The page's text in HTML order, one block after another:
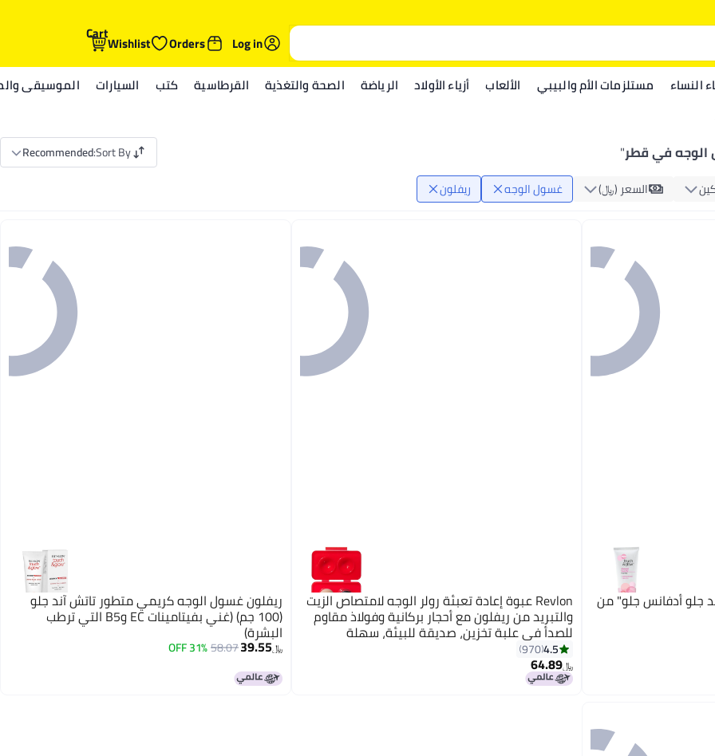
Log in
Orders
Wishlist
Cart
النساء مستلزمات الأم والبيبي الألعاب أزياء الأولاد الرياضة الصحة والتغذية القرطاسية كتب السيارات الموسيقى
الوجه في قطر"
Sort By
:
Recommended
السعر (﷼‏) غسول الوجه ريفلون
جلو أدفانس جلو" من Revlon عبوة إعادة تعبئة رولر الوجه لامتصاص الزيت
والتبريد من ريفلون مع أحجار بركانية وفولاذ مقاوم
للصدأ في علبة تخزين، صديقة للبيئة، سهلة
التنظيف، 1 قطعة
4.5
970
﷼‏64.89
ريفلون غسول الوجه كريمي متطور تاتش آند جلو
(100 جم) (غني بفيتامينات EC وB5 التي ترطب
البشرة)
﷼‏39.55
58.07
31% OFF